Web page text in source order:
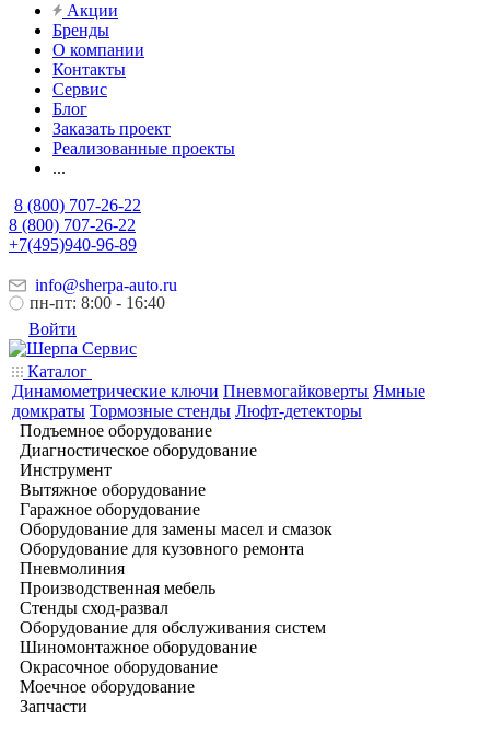
Акции
Бренды
О компании
Контакты
Сервис
Блог
Заказать проект
Реализованные проекты
...
8 (800) 707-26-22
8 (800) 707-26-22
+7(495)940-96-89
info@sherpa-auto.ru
пн-пт: 8:00 - 16:40
Войти
Каталог
Динамометрические ключи Пневмогайковерты Ямные
домкраты Тормозные стенды Люфт-детекторы
Подъемное оборудование
Диагностическое оборудование
Инструмент
Вытяжное оборудование
Гаражное оборудование
Оборудование для замены масел и смазок
Оборудование для кузовного ремонта
Пневмолиния
Производственная мебель
Стенды сход-развал
Оборудование для обслуживания систем
Шиномонтажное оборудование
Окрасочное оборудование
Моечное оборудование
Запчасти